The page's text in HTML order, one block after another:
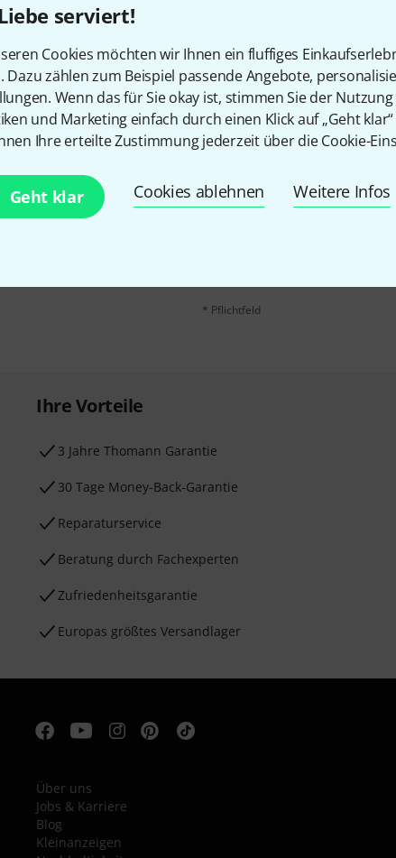
serviert!
Cookies möchten wir Ihnen ein fluffiges
Dazu zählen zum Beispiel passende Angebote,
Wenn das für Sie okay ist, stimmen Sie der
und Marketing einfach durch einen Klick auf „Geht klar“
Ihre erteilte Zustimmung jederzeit über die Cookie-
Geht klar Cookies ablehnen Weitere Infos
Teilen Hilfe & Feedback
mit etwas Glück
E-Mail-Adresse*
Mit Klick auf „Jetzt anmelden“
Nutzungsverhaltens zu. Die
* Pflichtfeld
Ihre Vorteile
3 Jahre Thomann Garantie
30 Tage Money-Back-Garantie
Reparaturservice
Beratung durch Fachexperten
Zufriedenheitsgarantie
Europas größtes Versandlager
Über uns
Jobs & Karriere
Blog
Kleinanzeigen